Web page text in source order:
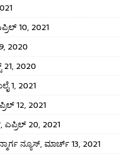
10, 2021
2020
2020
1, 2021
12, 2021
20, 2021
ನ್ಯೂಸ್, ಮಾರ್ಚ್ 13, 2021